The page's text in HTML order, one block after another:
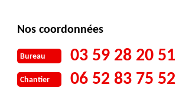
Nos coordonnées
Bureau 03 59 28 20 51
Chantier 06 52 83 75 52